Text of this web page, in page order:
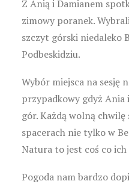
Z Anią i Damianem
zimowy poranek.
szczyt górski niedaleko
Podbeskidziu.
Wybór miejsca na sesję
przypadkowy gdyż Ania
gór. Każdą wolną
spacerach nie tylko w
Natura to jest coś co ich
Pogoda nam bardzo